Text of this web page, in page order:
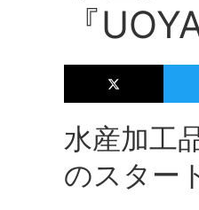
『
水産加工
のスター